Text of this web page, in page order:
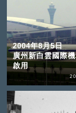
2004年8月5日
廣州新白雲國際
啟用